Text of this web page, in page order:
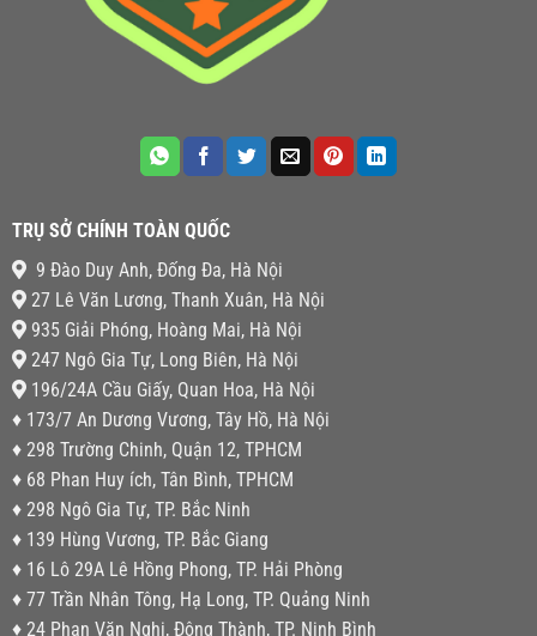
TRỤ SỞ CHÍNH TOÀN QUỐC
9 Đào Duy Anh, Đống Đa, Hà Nội
27 Lê Văn Lương, Thanh Xuân, Hà Nội
935 Giải Phóng, Hoàng Mai, Hà Nội
247 Ngô Gia Tự, Long Biên, Hà Nội
196/24A Cầu Giấy, Quan Hoa, Hà Nội
♦ 173/7 An Dương Vương, Tây Hồ, Hà Nội
♦ 298 Trường Chinh, Quận 12, TPHCM
♦ 68 Phan Huy ích, Tân Bình, TPHCM
♦ 298 Ngô Gia Tự, TP. Bắc Ninh
♦ 139 Hùng Vương, TP. Bắc Giang
♦ 16 Lô 29A Lê Hồng Phong, TP. Hải Phòng
♦ 77 Trần Nhân Tông, Hạ Long, TP. Quảng Ninh
♦ 24 Phan Văn Nghị, Đông Thành, TP. Ninh Bình